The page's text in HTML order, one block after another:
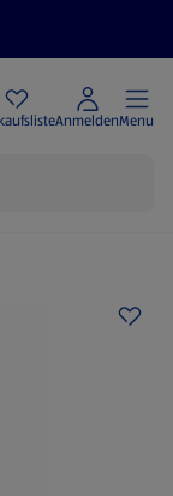
AnmeldenMenu